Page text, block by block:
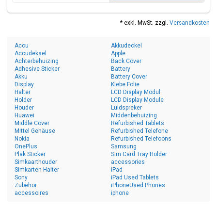
* exkl. MwSt. zzgl. Versandkosten
Accu
Accudeksel
Achterbehuizing
Adhesive Sticker
Akku
Akkudeckel
Apple
Back Cover
Battery
Battery Cover
Display
Halter
Holder
Houder
Huawei
Klebe Folie
LCD Display Modul
LCD Display Module
Luidspreker
Middenbehuizing
Middle Cover
Mittel Gehäuse
Nokia
OnePlus
Plak Sticker
Refurbished Tablets
Refurbished Telefone
Refurbished Telefoons
Samsung
Sim Card Tray Holder
Simkaarthouder
Simkarten Halter
Sony
Zubehör
accessoires
accessories
iPad
iPad Used Tablets
iPhoneUsed Phones
iphone